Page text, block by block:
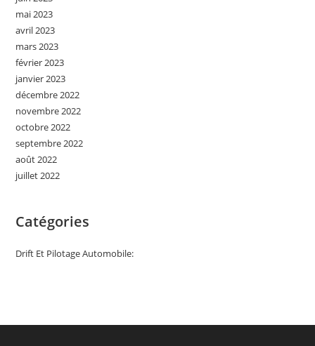
mai 2023
avril 2023
mars 2023
février 2023
janvier 2023
décembre 2022
novembre 2022
octobre 2022
septembre 2022
août 2022
juillet 2022
Catégories
Drift Et Pilotage Automobile: